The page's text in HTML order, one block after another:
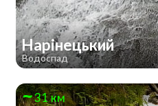
Нарінецький
Водоспад
31 км